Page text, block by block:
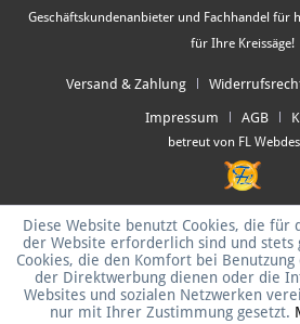
Geschäftskundenanbieter und Fachhandel für
für Ihre Kreissäge!
Versand & Zahlung
Impressum AGB
betreut von FL
Diese Website benutzt Cookies, die für
der Website erforderlich sind und stets
Cookies, die den Komfort bei
der Direktwerbung dienen oder die
Websites und sozialen Netzwerken
nur mit Ihrer Zustimmung gesetzt.